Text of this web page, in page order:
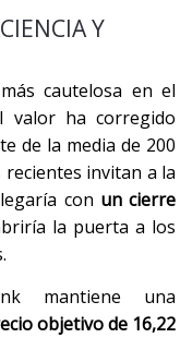
Y
cautelosa en el
valor ha corregido
de la media de 200
invitan a la
con un cierre
la puerta a los
mantiene una
objetivo de 16,22